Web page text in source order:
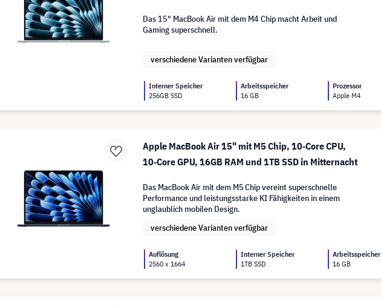
Das 15" MacBook Air mit dem M4 Chip macht Arbeit und
Gaming superschnell.
verschiedene Varianten verfügbar
Interner Speicher
256GB SSD
Arbeitsspeicher
16 GB
Prozessor
Apple M4
Apple MacBook Air 15" mit M5 Chip, 10‑Core CPU,
10‑Core GPU, 16GB RAM und 1TB SSD in Mitternacht
Das MacBook Air mit dem M5 Chip vereint superschnelle
Performance und leistungsstarke KI Fähigkeiten in einem
unglaublich mobilen Design.
verschiedene Varianten verfügbar
Auflösung
2560 x 1664
Interner Speicher
1TB SSD
Arbeitsspeicher
16 GB